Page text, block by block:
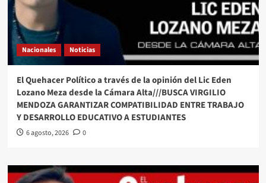
Nacionales Noticias
El Quehacer Político a través de la opinión del Lic Eden
Lozano Meza desde la Cámara Alta///BUSCA VIRGILIO
MENDOZA GARANTIZAR COMPATIBILIDAD ENTRE TRABAJO
Y DESARROLLO EDUCATIVO A ESTUDIANTES
6 agosto, 2026 0